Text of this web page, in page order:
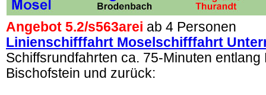
Angebot 5.2/s563arei ab 4 Personen
Linienschifffahrt Moselschifffahrt
Schiffsrundfahrten ca. 75-Minuten entlang
Bischofstein und zurück: